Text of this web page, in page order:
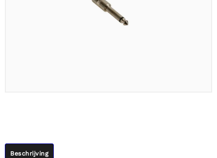
Beschrijving